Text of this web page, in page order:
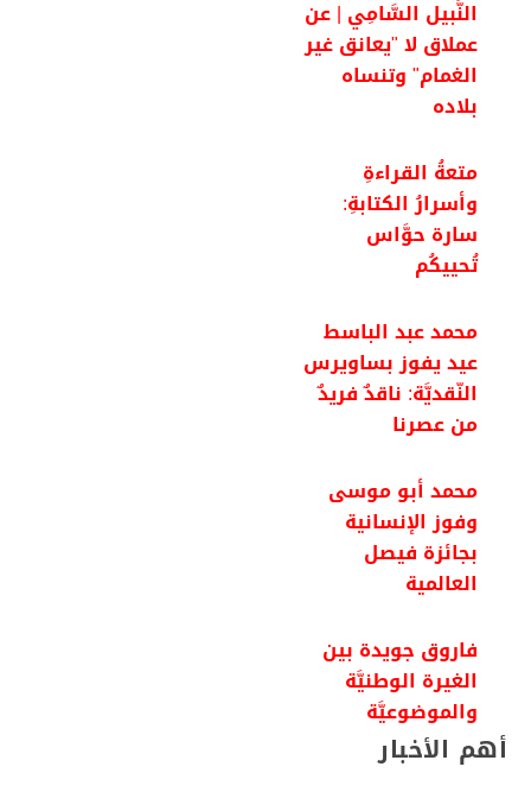
النَّبيل السَّامِي | عن
عملاق لا "يعانق غير
الغمام" وتنساه
بلاده
متعةُ القراءةِ
وأسرارُ الكتابةِ:
سارة حوَّاس
تُحييكُم
محمد عبد الباسط
عيد يفوز بساويرس
النّقديَّة: ناقدٌ فريدٌ
من عصرنا
محمد أبو موسى
وفوز الإنسانية
بجائزة فيصل
العالمية
فاروق جويدة بين
الغيرة الوطنيَّة
والموضوعيَّة
أهم الأخبار